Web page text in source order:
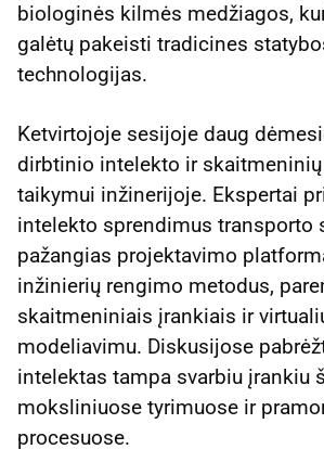
biologinės kilmės medžiagos,
galėtų pakeisti tradicines
technologijas.
Ketvirtojoje sesijoje daug
dirbtinio intelekto ir
taikymui inžinerijoje. Ekspertai
intelekto sprendimus transporto
pažangias projektavimo
inžinierių rengimo metodus,
skaitmeniniais įrankiais ir
modeliavimu. Diskusijose
intelektas tampa svarbiu įrankiu
moksliniuose tyrimuose ir
procesuose.